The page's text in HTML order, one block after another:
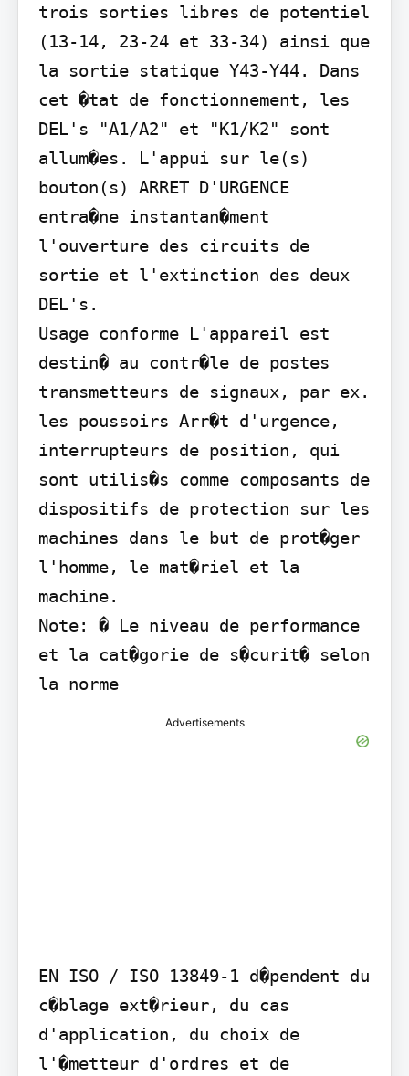
trois sorties libres de potentiel
(13-14, 23-24 et 33-34) ainsi que
la sortie statique Y43-Y44. Dans
cet �tat de fonctionnement, les
DEL's "A1/A2" et "K1/K2" sont
allum�es. L'appui sur le(s)
bouton(s) ARRET D'URGENCE
entra�ne instantan�ment
l'ouverture des circuits de
sortie et l'extinction des deux
DEL's.
Usage conforme L'appareil est
destin� au contr�le de postes
transmetteurs de signaux, par ex.
les poussoirs Arr�t d'urgence,
interrupteurs de position, qui
sont utilis�s comme composants de
dispositifs de protection sur les
machines dans le but de prot�ger
l'homme, le mat�riel et la
machine.
Note: � Le niveau de performance
et la cat�gorie de s�curit� selon
la norme
Advertisements
EN ISO / ISO 13849-1 d�pendent du
c�blage ext�rieur, du cas
d'application, du choix de
l'�metteur d'ordres et de